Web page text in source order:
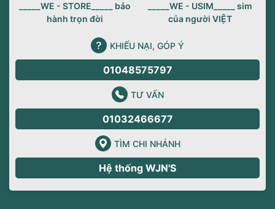
_____WE - STORE_____ bảo
hành trọn đời
_____WE - USIM_____ sim
của người VIỆT
KHIẾU NẠI, GÓP Ý
01048575797
TƯ VẤN
01032466677
TÌM CHI NHÁNH
Hệ thống WJN'S